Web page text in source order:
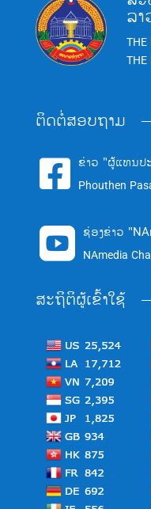
ລາ
THE
THE
ຕິດຕໍ່ສອບຖາມ
 ຂ່າວ "ຜູ້ແທນປ
Phouthen
 ຊ່ອງຂ່າວ
NAmedia
ສະຖິຕິຜູ້ເຂົ້າໃຊ້